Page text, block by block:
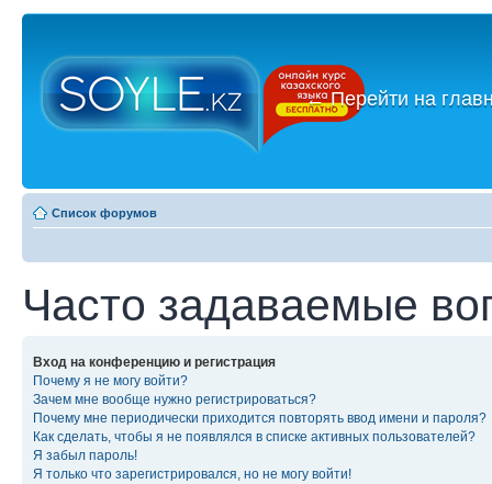
←Перейти на
Список форумов
Часто задаваемые
Вход на конференцию и регистрация
Почему я не могу войти?
Зачем мне вообще нужно регистрироваться?
Почему мне периодически приходится повторять ввод имени и пароля?
Как сделать, чтобы я не появлялся в списке активных пользователей?
Я забыл пароль!
Я только что зарегистрировался, но не могу войти!